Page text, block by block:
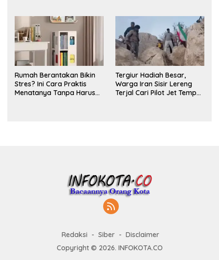
Rumah Berantakan Bikin
Stres? Ini Cara Praktis
Menatanya Tanpa Harus
Tergiur Hadiah Besar,
Warga Iran Sisir Lereng
Terjal Cari Pilot Jet Tempur
Redaksi Siber
Disclaimer
Copyright © 2026. INFOKOTA.CO